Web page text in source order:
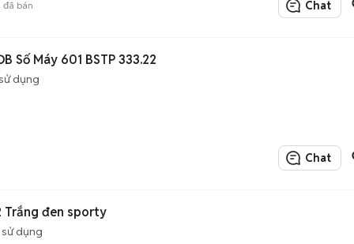
đã bán Chat
Số Máy 601 BSTP 333.22
dụng
Chat
Trắng đen sporty
dụng